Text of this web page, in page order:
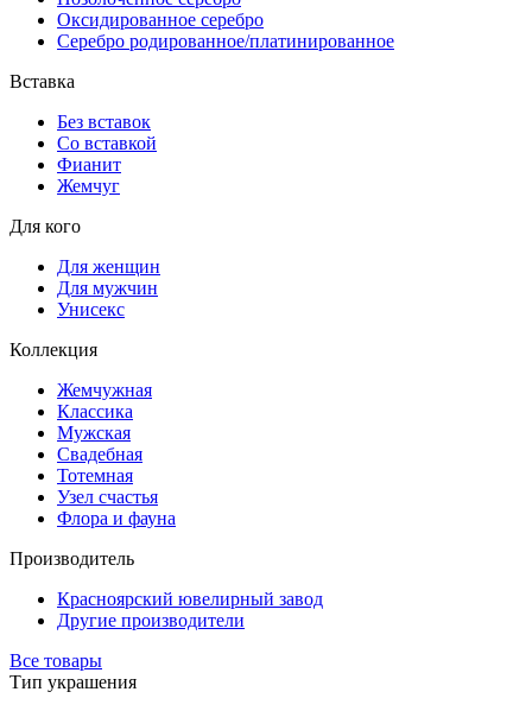
Оксидированное серебро
Серебро родированное/платинированное
Вставка
Без вставок
Со вставкой
Фианит
Жемчуг
Для кого
Для женщин
Для мужчин
Унисекс
Коллекция
Жемчужная
Классика
Мужская
Свадебная
Тотемная
Узел счастья
Флора и фауна
Производитель
Красноярский ювелирный завод
Другие производители
Все товары
Тип украшения